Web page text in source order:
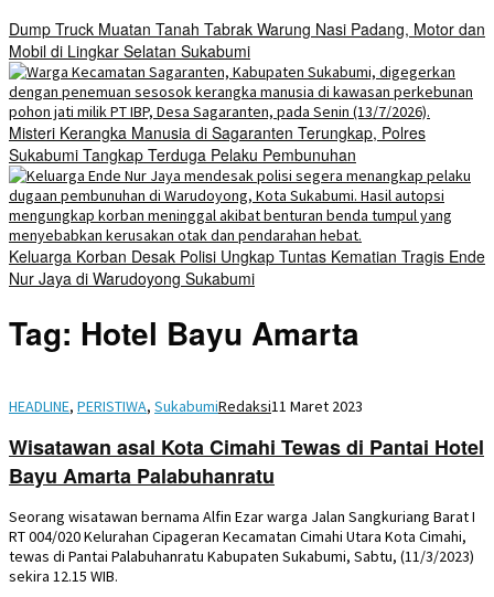
Dump Truck Muatan Tanah Tabrak Warung Nasi Padang, Motor dan
Mobil di Lingkar Selatan Sukabumi
Misteri Kerangka Manusia di Sagaranten Terungkap, Polres
Sukabumi Tangkap Terduga Pelaku Pembunuhan
Keluarga Korban Desak Polisi Ungkap Tuntas Kematian Tragis Ende
Nur Jaya di Warudoyong Sukabumi
Tag: Hotel Bayu Amarta
HEADLINE, PERISTIWA, SukabumiRedaksi11 Maret 2023
Wisatawan asal Kota Cimahi Tewas di Pantai Hotel
Bayu Amarta Palabuhanratu
Seorang wisatawan bernama Alfin Ezar warga Jalan Sangkuriang Barat I
RT 004/020 Kelurahan Cipageran Kecamatan Cimahi Utara Kota Cimahi,
tewas di Pantai Palabuhanratu Kabupaten Sukabumi, Sabtu, (11/3/2023)
sekira 12.15 WIB.